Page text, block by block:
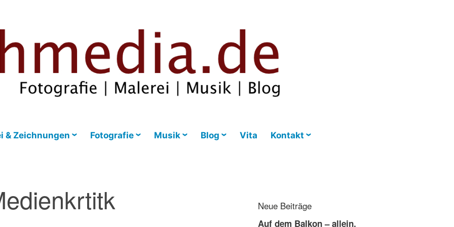
& Zeichnungen Fotografie Musik Blog Vita Kontakt
Neue Beiträge
Auf dem Balkon – allein,